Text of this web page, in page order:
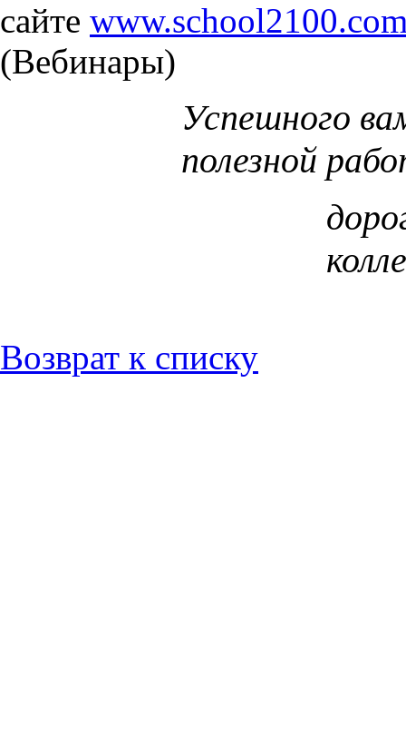
сайте
(Вебинары)
Успешного
полезной
Возврат к списку